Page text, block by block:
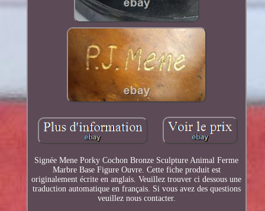
Signée Mene Porky Cochon Bronze Sculpture Animal Ferme
Marbre Base Figure Ouvre. Cette fiche produit est
originalement écrite en anglais. Veuillez trouver ci dessous une
traduction automatique en français. Si vous avez des questions
veuillez nous contacter.